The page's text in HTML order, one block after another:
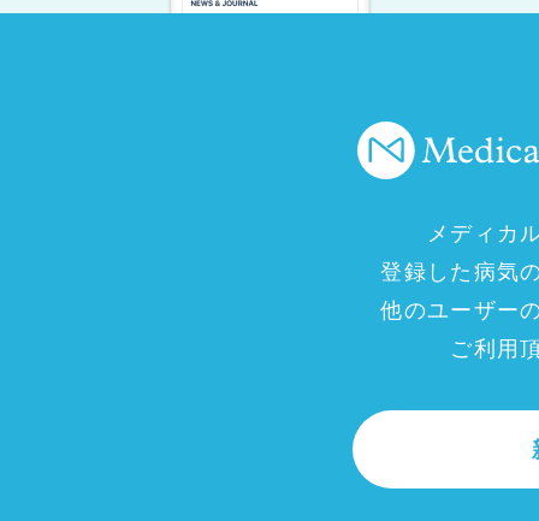
メディカ
登録した病気
他のユーザー
ご利用